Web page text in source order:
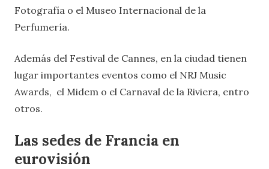
Fotografía o el Museo Internacional de la
Perfumería.
Además del Festival de Cannes, en la ciudad tienen
lugar importantes eventos como el NRJ Music
Awards, el Midem o el Carnaval de la Riviera, entro
otros.
Las sedes de Francia en
eurovisión